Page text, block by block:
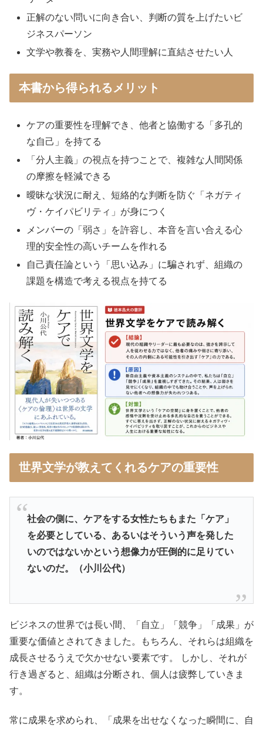
正解のない問いに向き合い、判断の質を上げたいビ
ジネスパーソン
文学や教養を、実務や人間理解に直結させたい人
本書から得られるメリット
ケアの重要性を理解でき、他者と協働する「多孔的
な自己」を持てる
「分人主義」の視点を持つことで、複雑な人間関係
の摩擦を軽減できる
曖昧な状況に耐え、短絡的な判断を防ぐ「ネガティ
ヴ・ケイパビリティ」が身につく
メンバーの「弱さ」を許容し、本音を言い合える心
理的安全性の高いチームを作れる
自己責任論という「思い込み」に騙されず、組織の
課題を構造で考える視点を持てる
世界文学が教えてくれるケアの重要性
社会の側に、ケアをする女性たちもまた「ケア」
を必要としている、あるいはそういう声を発した
いのではないかという想像力が圧倒的に足りてい
ないのだ。（小川公代）
ビジネスの世界では長い間、「自立」「競争」「成果」が
重要な価値とされてきました。もちろん、それらは組織を
成長させるうえで欠かせない要素です。 しかし、それが
行き過ぎると、組織は分断され、個人は疲弊していきま
す。
常に成果を求められ、「成果を出せなくなった瞬間に、自